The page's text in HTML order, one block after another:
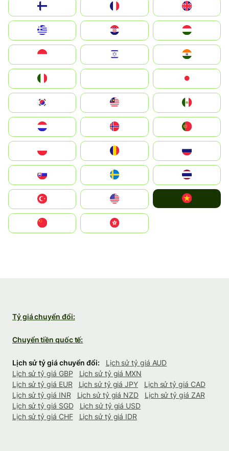
United Kingdom
Magyarország
South Korea
United States
中國香港特別行政區
Tỷ giá chuyển đổi:
Chuyển tiền quốc tế:
Lịch sử tỷ giá chuyển đổi:
Lịch sử tỷ giá AUD
Lịch sử tỷ giá GBP
Lịch sử tỷ giá MXN
Lịch sử tỷ giá EUR
Lịch sử tỷ giá JPY
Lịch sử tỷ giá CAD
Lịch sử tỷ giá INR
Lịch sử tỷ giá NZD
Lịch sử tỷ giá ZAR
Lịch sử tỷ giá SGD
Lịch sử tỷ giá USD
Lịch sử tỷ giá CHF
Lịch sử tỷ giá IDR